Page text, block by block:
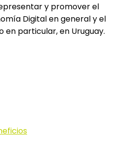
y promover el
Digital en general y el
en particular, en Uruguay.